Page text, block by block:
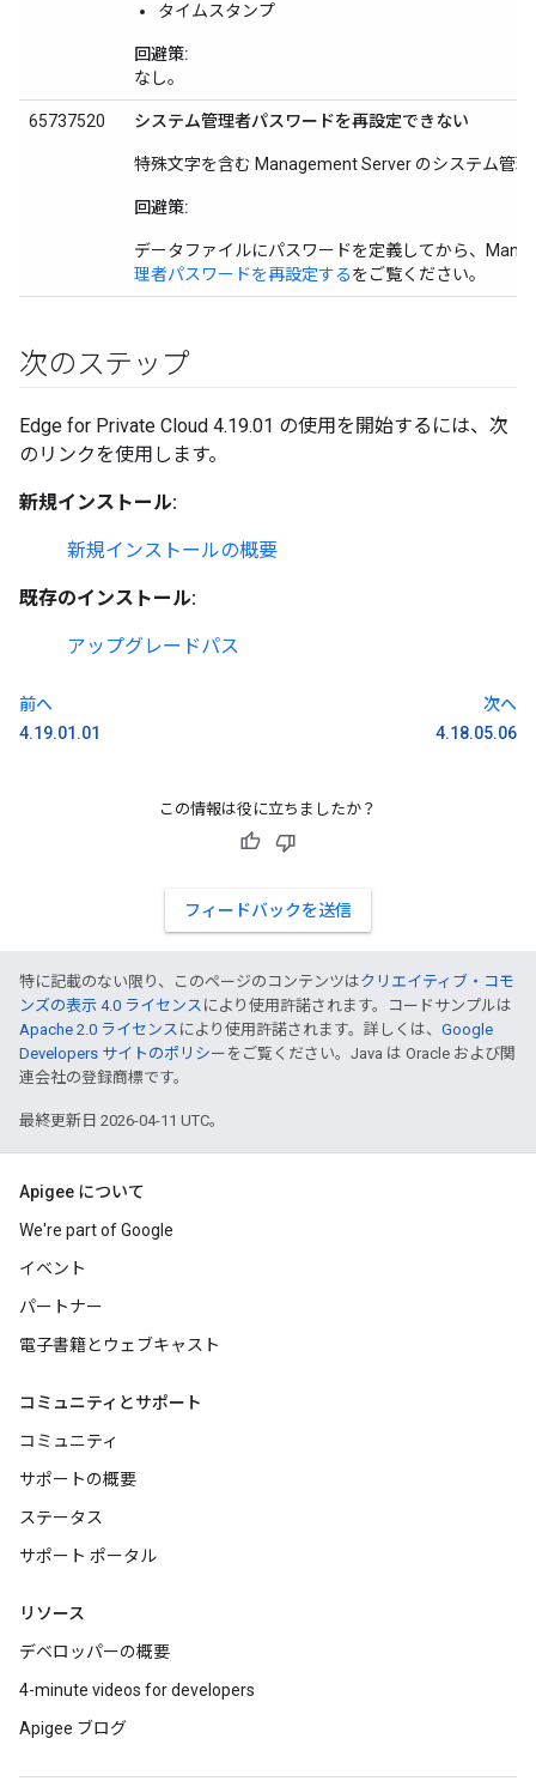
タイムスタンプ
回避策:
なし。
65737520 システム管理者パスワードを再設定できない
特殊文字を含む Management Server のシステム管
回避策:
データファイルにパスワードを定義してから、
理者パスワードを再設定するをご覧ください。
次のステップ
Edge for Private Cloud 4.19.01 の使用を開始するには、次
のリンクを使用します。
新規インストール:
新規インストールの概要
既存のインストール:
アップグレードパス
前へ
4.19.01.01
次へ
4.18.05.06
この情報は役に立ちましたか？
フィードバックを送信
特に記載のない限り、このページのコンテンツはクリエイティブ・コモ
ンズの表示 4.0 ライセンス により使用許諾されます。コードサンプルは
Apache 2.0 ライセンス により使用許諾されます。詳しくは、 Google
Developers サイトのポリシー をご覧ください。Java は Oracle および関
連会社の登録商標です。
最終更新日 2026-04-11 UTC。
Apigee について
We're part of Google
イベント
パートナー
電子書籍とウェブキャスト
コミュニティとサポート
コミュニティ
サポートの概要
ステータス
サポート ポータル
リソース
デベロッパーの概要
4-minute videos for developers
Apigee ブログ